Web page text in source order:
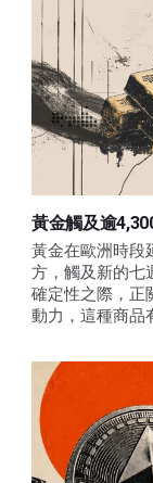
黃金觸及逾
黃金在歐洲時段
方，觸及新的七
確定性之際，正
動力，這種商品